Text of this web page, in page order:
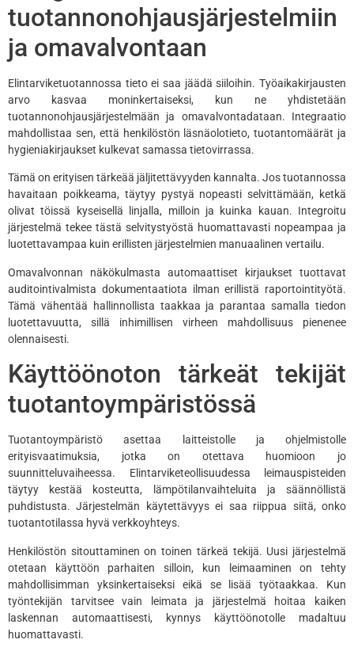
tuotannonohjausjärjestelmiin
ja omavalvontaan
Elintarviketuotannossa tieto ei saa jäädä siiloihin. Työaikakirjausten
arvo kasvaa moninkertaiseksi, kun ne yhdistetään
tuotannonohjausjärjestelmään ja omavalvontadataan. Integraatio
mahdollistaa sen, että henkilöstön läsnäolotieto, tuotantomäärät ja
hygieniakirjaukset kulkevat samassa tietovirrassa.
Tämä on erityisen tärkeää jäljitettävyyden kannalta. Jos tuotannossa
havaitaan poikkeama, täytyy pystyä nopeasti selvittämään, ketkä
olivat töissä kyseisellä linjalla, milloin ja kuinka kauan. Integroitu
järjestelmä tekee tästä selvitystyöstä huomattavasti nopeampaa ja
luotettavampaa kuin erillisten järjestelmien manuaalinen vertailu.
Omavalvonnan näkökulmasta automaattiset kirjaukset tuottavat
auditointivalmista dokumentaatiota ilman erillistä raportointityötä.
Tämä vähentää hallinnollista taakkaa ja parantaa samalla tiedon
luotettavuutta, sillä inhimillisen virheen mahdollisuus pienenee
olennaisesti.
Käyttöönoton tärkeät tekijät
tuotantoympäristössä
Tuotantoympäristö asettaa laitteistolle ja ohjelmistolle
erityisvaatimuksia, jotka on otettava huomioon jo
suunnitteluvaiheessa. Elintarviketeollisuudessa leimauspisteiden
täytyy kestää kosteutta, lämpötilanvaihteluita ja säännöllistä
puhdistusta. Järjestelmän käytettävyys ei saa riippua siitä, onko
tuotantotilassa hyvä verkkoyhteys.
Henkilöstön sitouttaminen on toinen tärkeä tekijä. Uusi järjestelmä
otetaan käyttöön parhaiten silloin, kun leimaaminen on tehty
mahdollisimman yksinkertaiseksi eikä se lisää työtaakkaa. Kun
työntekijän tarvitsee vain leimata ja järjestelmä hoitaa kaiken
laskennan automaattisesti, kynnys käyttöönotolle madaltuu
huomattavasti.